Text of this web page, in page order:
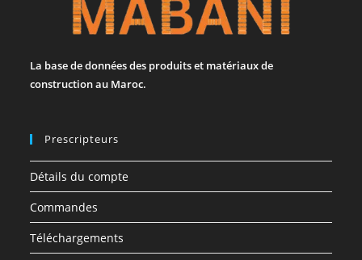
La base de données des produits et matériaux de
construction au Maroc.
Prescripteurs
Détails du compte
Commandes
Téléchargements